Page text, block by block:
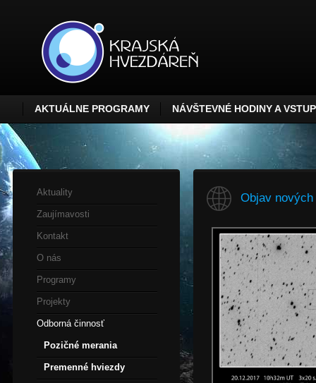
AKTUÁLNE PROGRAMY NÁVŠTEVNÉ HODINY A
Aktuality
Zaujímavosti
Kontakt
O nás
Programy
Projekty
Odborná činnosť
Pozičné merania
Premenné hviezdy
Objav nových